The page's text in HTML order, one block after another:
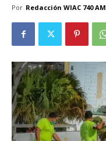
Por Redacción WIAC 740 AM